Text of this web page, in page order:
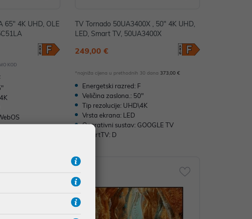
65" 4K UHD, OLE
KOD
TV Tornado 50UA3400X , 50" 4K UHD,
LED, Smart TV, 50UA3400X
249,00 €
*najniža cijena u prethodnih 30 dana 373,00 €
Energetski razred: F
Veličina zaslona.: 50"
Tip rezolucije: UHD\4K
Vrsta ekrana: LED
Operativni sustav: GOOGLE TV
SmartTV: D